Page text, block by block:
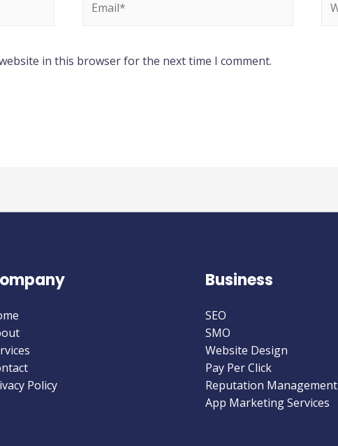
in this browser for the next time I comment.
Policy
Business
SEO
SMO
Website Design
Pay Per Click
Reputation Management
App Marketing Services